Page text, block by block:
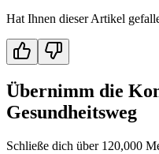
Hat Ihnen dieser Artikel
Übernimm die
Gesundheitsweg
Schließe dich über 120,000